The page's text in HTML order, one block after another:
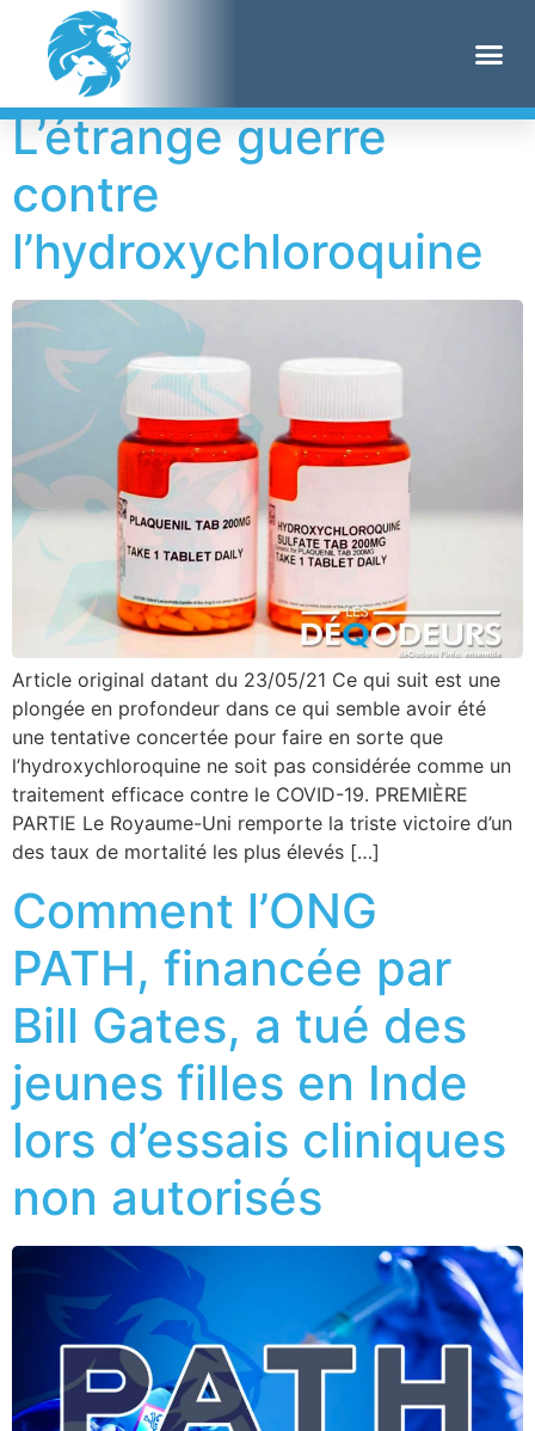
Étiquette :
L’étrange guerre
contre
l’hydroxychloroquine
Article original datant du 23/05/21 Ce qui suit est une
plongée en profondeur dans ce qui semble avoir été
une tentative concertée pour faire en sorte que
l’hydroxychloroquine ne soit pas considérée comme un
traitement efficace contre le COVID-19. PREMIÈRE
PARTIE Le Royaume-Uni remporte la triste victoire d’un
des taux de mortalité les plus élevés […]
Comment l’ONG
PATH, financée par
Bill Gates, a tué des
jeunes filles en Inde
lors d’essais cliniques
non autorisés